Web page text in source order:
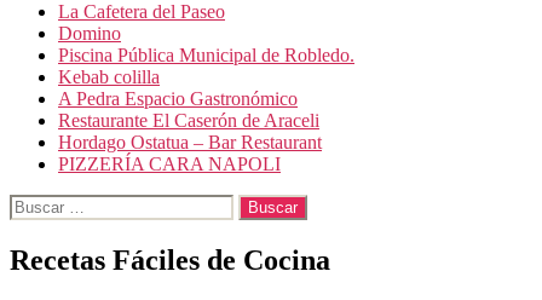
La Cafetera del Paseo
Domino
Piscina Pública Municipal de Robledo.
Kebab colilla
A Pedra Espacio Gastronómico
Restaurante El Caserón de Araceli
Hordago Ostatua – Bar Restaurant
PIZZERÍA CARA NAPOLI
Buscar:
Recetas Fáciles de Cocina